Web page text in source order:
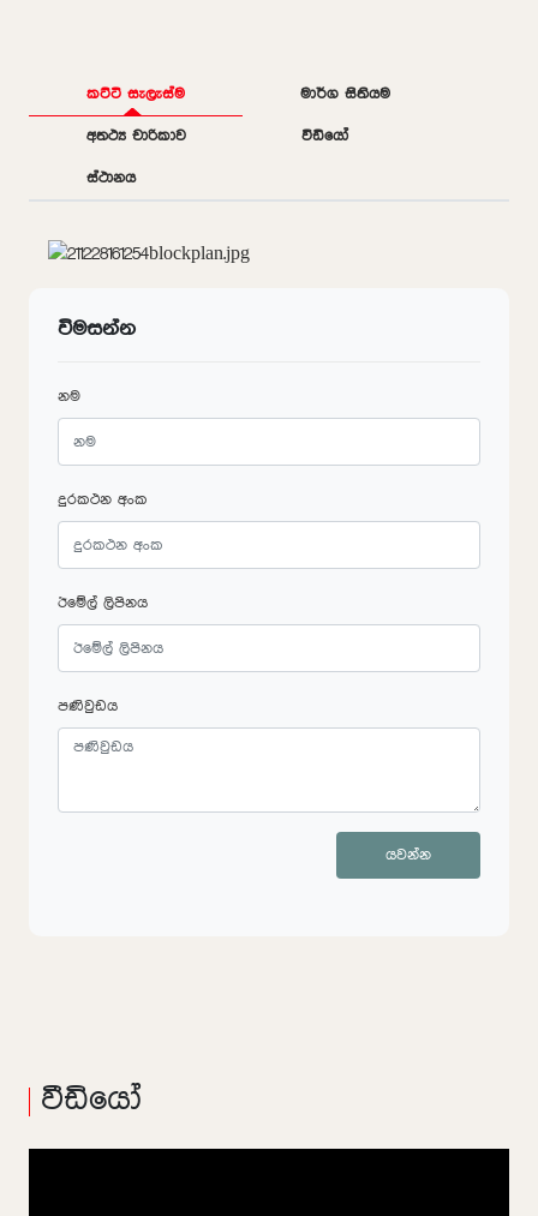
කට්ටි සැලැස්ම මාර්ග සිතියම
අතථ්‍ය චාරිකාව වීඩියෝ
ස්ථානය
විමසන්න
නම
දුරකථන අංක
ඊමේල් ලිපිනය
පණිවුඩය
යවන්න
වීඩියෝ